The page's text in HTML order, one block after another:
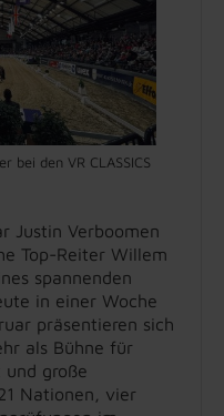
bei den VR CLASSICS
Justin Verboomen
Top-Reiter Willem
spannenden
in einer Woche
präsentieren sich
als Bühne für
große
Nationen, vier